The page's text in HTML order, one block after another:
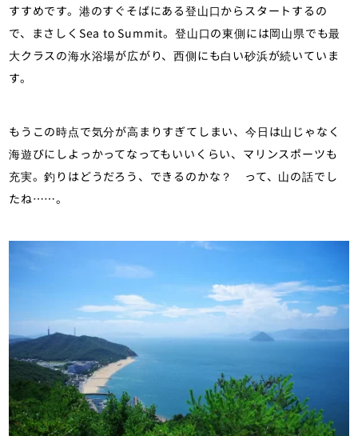
すすめです。港のすぐそばにある登山口からスタートするの
で、まさしくSea to Summit。登山口の東側には岡山県でも最
大クラスの海水浴場が広がり、西側にも白い砂浜が続いていま
す。
もうこの時点で気分が高まりすぎてしまい、今日は山じゃなく
海遊びにしよっかってなってもいいくらい、マリンスポーツも
充実。釣りはどうだろう、できるのかな？ って、山の話でし
たね……。